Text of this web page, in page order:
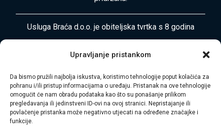
Upravljanje pristankom
Da bismo pružili najbolja iskustva, koristimo tehnologije poput kolačića za
pohranu i/ili pristup informacijama o uređaju. Pristanak na ove tehnologije
omogućit će nam obradu podataka kao što su ponašanje prilikom
pregledavanja ili jedinstveni ID-ovi na ovoj stranici. Nepristajanje ili
povlačenje pristanka može negativno utjecati na određene značajke i
funkcije.
Usluga Braća d.o.o. je obiteljska tvrtka s 8 godina
iskustva u pružanju cjelovitih usluga selidbe, odvoza
otpada, čišćenja i uređenja okoliša diljem
Primorsko-goranske županije i Istre. Naša misija je
vaša bezbrižnost i zadovoljstvo.
Adresa:Plase 45, 51000 RIJEKA